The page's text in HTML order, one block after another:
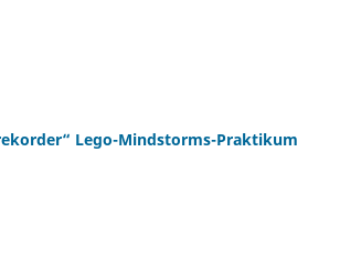
Lego-Mindstorms-Praktikum